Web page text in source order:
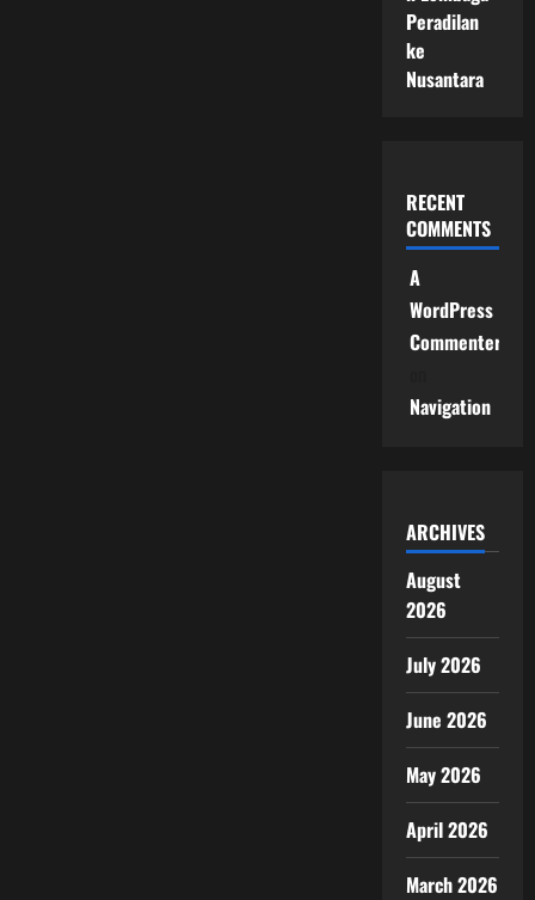
Peradilan
ke
Nusantara
RECENT
COMMENTS
A
WordPress
Commenter
Navigation
ARCHIVES
August
2026
July 2026
June 2026
May 2026
April 2026
March 2026